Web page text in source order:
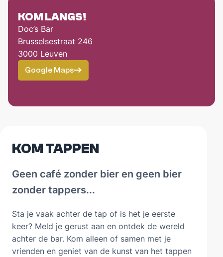
KOM LANGS!
Doc’s Bar
Brusselsestraat 246
3000 Leuven
Google Maps
KOM TAPPEN
Geen café zonder bier en geen bier
zonder tappers...
Sta je vaak achter de tap of is het je eerste
keer? Meld je gerust aan en ontdek de wereld
achter de bar. Kom alleen of samen met je
vrienden en geniet van de kunst van het tappen